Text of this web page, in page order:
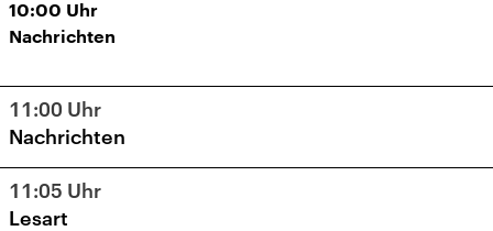
10:00 Uhr
Nachrichten
11:00 Uhr
Nachrichten
11:05 Uhr
Lesart